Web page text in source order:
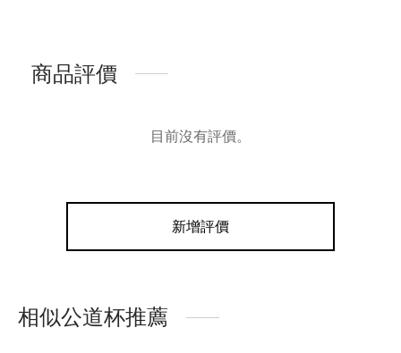
商品評價
目前沒有評價。
新增評價
相似公道杯推薦